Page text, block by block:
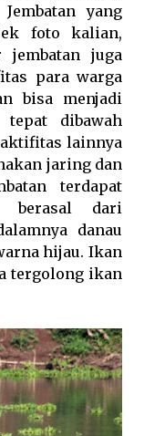
yang
foto kalian,
juga
para warga
bisa menjadi
dibawah
lainnya
jaring dan
terdapat
berasal dari
danau
hijau. Ikan
tergolong ikan